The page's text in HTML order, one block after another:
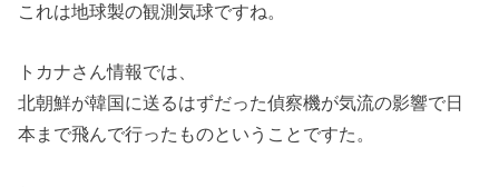
これは地球製の観測気球ですね。
トカナさん情報では、
北朝鮮が韓国に送るはずだった偵察機が気流の影響で日
本まで飛んで行ったものということですた。